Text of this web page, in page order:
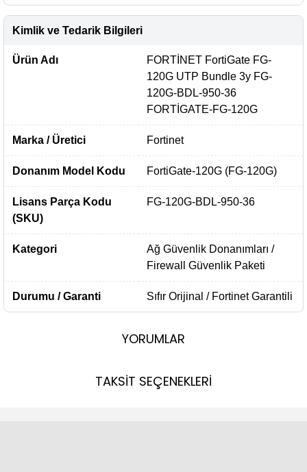
Kimlik ve Tedarik Bilgileri
Ürün Adı
FORTİNET FortiGate FG-
120G UTP Bundle 3y FG-
120G-BDL-950-36
FORTİGATE-FG-120G
Marka / Üretici Fortinet
Donanım Model Kodu FortiGate-120G (FG-120G)
Lisans Parça Kodu
(SKU)
FG-120G-BDL-950-36
Kategori
Ağ Güvenlik Donanımları /
Firewall Güvenlik Paketi
Durumu / Garanti Sıfır Orijinal / Fortinet Garantili
YORUMLAR
TAKSİT SEÇENEKLERİ